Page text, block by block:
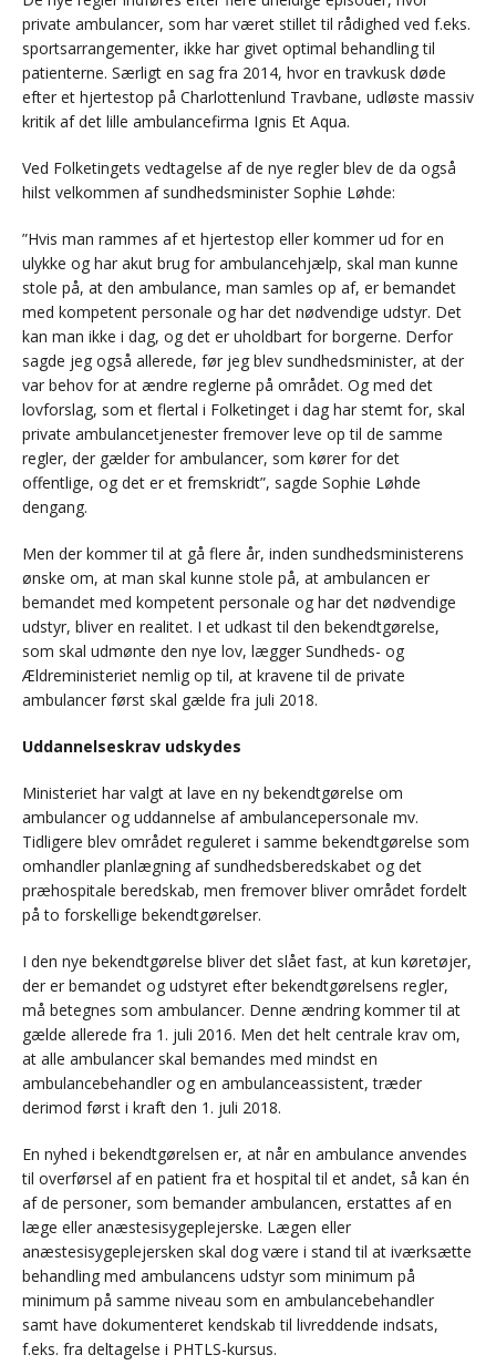
private ambulancer, som har været stillet til rådighed ved f.eks.
sportsarrangementer, ikke har givet optimal behandling til
patienterne. Særligt en sag fra 2014, hvor en travkusk døde
efter et hjertestop på Charlottenlund Travbane, udløste massiv
kritik af det lille ambulancefirma Ignis Et Aqua.
Ved Folketingets vedtagelse af de nye regler blev de da også
hilst velkommen af sundhedsminister Sophie Løhde:
”Hvis man rammes af et hjertestop eller kommer ud for en
ulykke og har akut brug for ambulancehjælp, skal man kunne
stole på, at den ambulance, man samles op af, er bemandet
med kompetent personale og har det nødvendige udstyr. Det
kan man ikke i dag, og det er uholdbart for borgerne. Derfor
sagde jeg også allerede, før jeg blev sundhedsminister, at der
var behov for at ændre reglerne på området. Og med det
lovforslag, som et flertal i Folketinget i dag har stemt for, skal
private ambulancetjenester fremover leve op til de samme
regler, der gælder for ambulancer, som kører for det
offentlige, og det er et fremskridt”, sagde Sophie Løhde
dengang.
Men der kommer til at gå flere år, inden sundhedsministerens
ønske om, at man skal kunne stole på, at ambulancen er
bemandet med kompetent personale og har det nødvendige
udstyr, bliver en realitet. I et udkast til den bekendtgørelse,
som skal udmønte den nye lov, lægger Sundheds- og
Ældreministeriet nemlig op til, at kravene til de private
ambulancer først skal gælde fra juli 2018.
Uddannelseskrav udskydes
Ministeriet har valgt at lave en ny bekendtgørelse om
ambulancer og uddannelse af ambulancepersonale mv.
Tidligere blev området reguleret i samme bekendtgørelse som
omhandler planlægning af sundhedsberedskabet og det
præhospitale beredskab, men fremover bliver området fordelt
på to forskellige bekendtgørelser.
I den nye bekendtgørelse bliver det slået fast, at kun køretøjer,
der er bemandet og udstyret efter bekendtgørelsens regler,
må betegnes som ambulancer. Denne ændring kommer til at
gælde allerede fra 1. juli 2016. Men det helt centrale krav om,
at alle ambulancer skal bemandes med mindst en
ambulancebehandler og en ambulanceassistent, træder
derimod først i kraft den 1. juli 2018.
En nyhed i bekendtgørelsen er, at når en ambulance anvendes
til overførsel af en patient fra et hospital til et andet, så kan én
af de personer, som bemander ambulancen, erstattes af en
læge eller anæstesisygeplejerske. Lægen eller
anæstesisygeplejersken skal dog være i stand til at iværksætte
behandling med ambulancens udstyr som minimum på
minimum på samme niveau som en ambulancebehandler
samt have dokumenteret kendskab til livreddende indsats,
f.eks. fra deltagelse i PHTLS-kursus.